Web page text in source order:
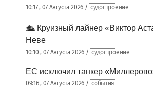
10:17 , 07 Августа 2026 / судостроение
🛳️ Круизный лайнер «Виктор
Неве
10:10 , 07 Августа 2026 / судостроение
ЕС исключил танкер
09:16 , 07 Августа 2026 / события